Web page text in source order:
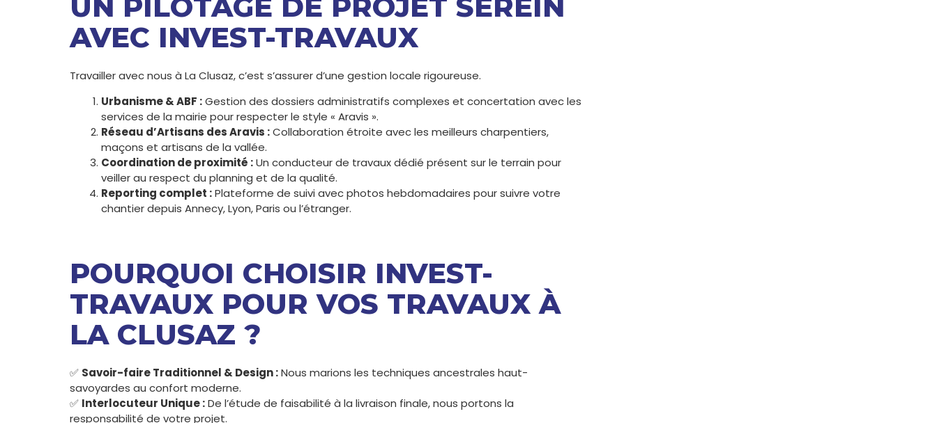
AVEC INVEST-TRAVAUX
Travailler avec nous à La Clusaz, c’est s’assurer d’une gestion locale rigoureuse.
Urbanisme & ABF :Gestion des dossiers administratifs complexes et concertation avec les
services de la mairie pour respecter le style « Aravis ».
Réseau d’Artisans des Aravis :Collaboration étroite avec les meilleurs charpentiers,
maçons et artisans de la vallée.
Coordination de proximité :Un conducteur de travaux dédié présent sur le terrain pour
veiller au respect du planning et de la qualité.
Reporting complet :Plateforme de suivi avec photos hebdomadaires pour suivre votre
chantier depuis Annecy, Lyon, Paris ou l’étranger.
POURQUOI CHOISIR INVEST-
TRAVAUX POUR VOS TRAVAUX À
LA CLUSAZ ?
✅ Savoir-faire Traditionnel & Design :Nous marions les techniques ancestrales haut-
savoyardes au confort moderne.
✅ Interlocuteur Unique :De l’étude de faisabilité à la livraison finale, nous portons la
responsabilité de votre projet.